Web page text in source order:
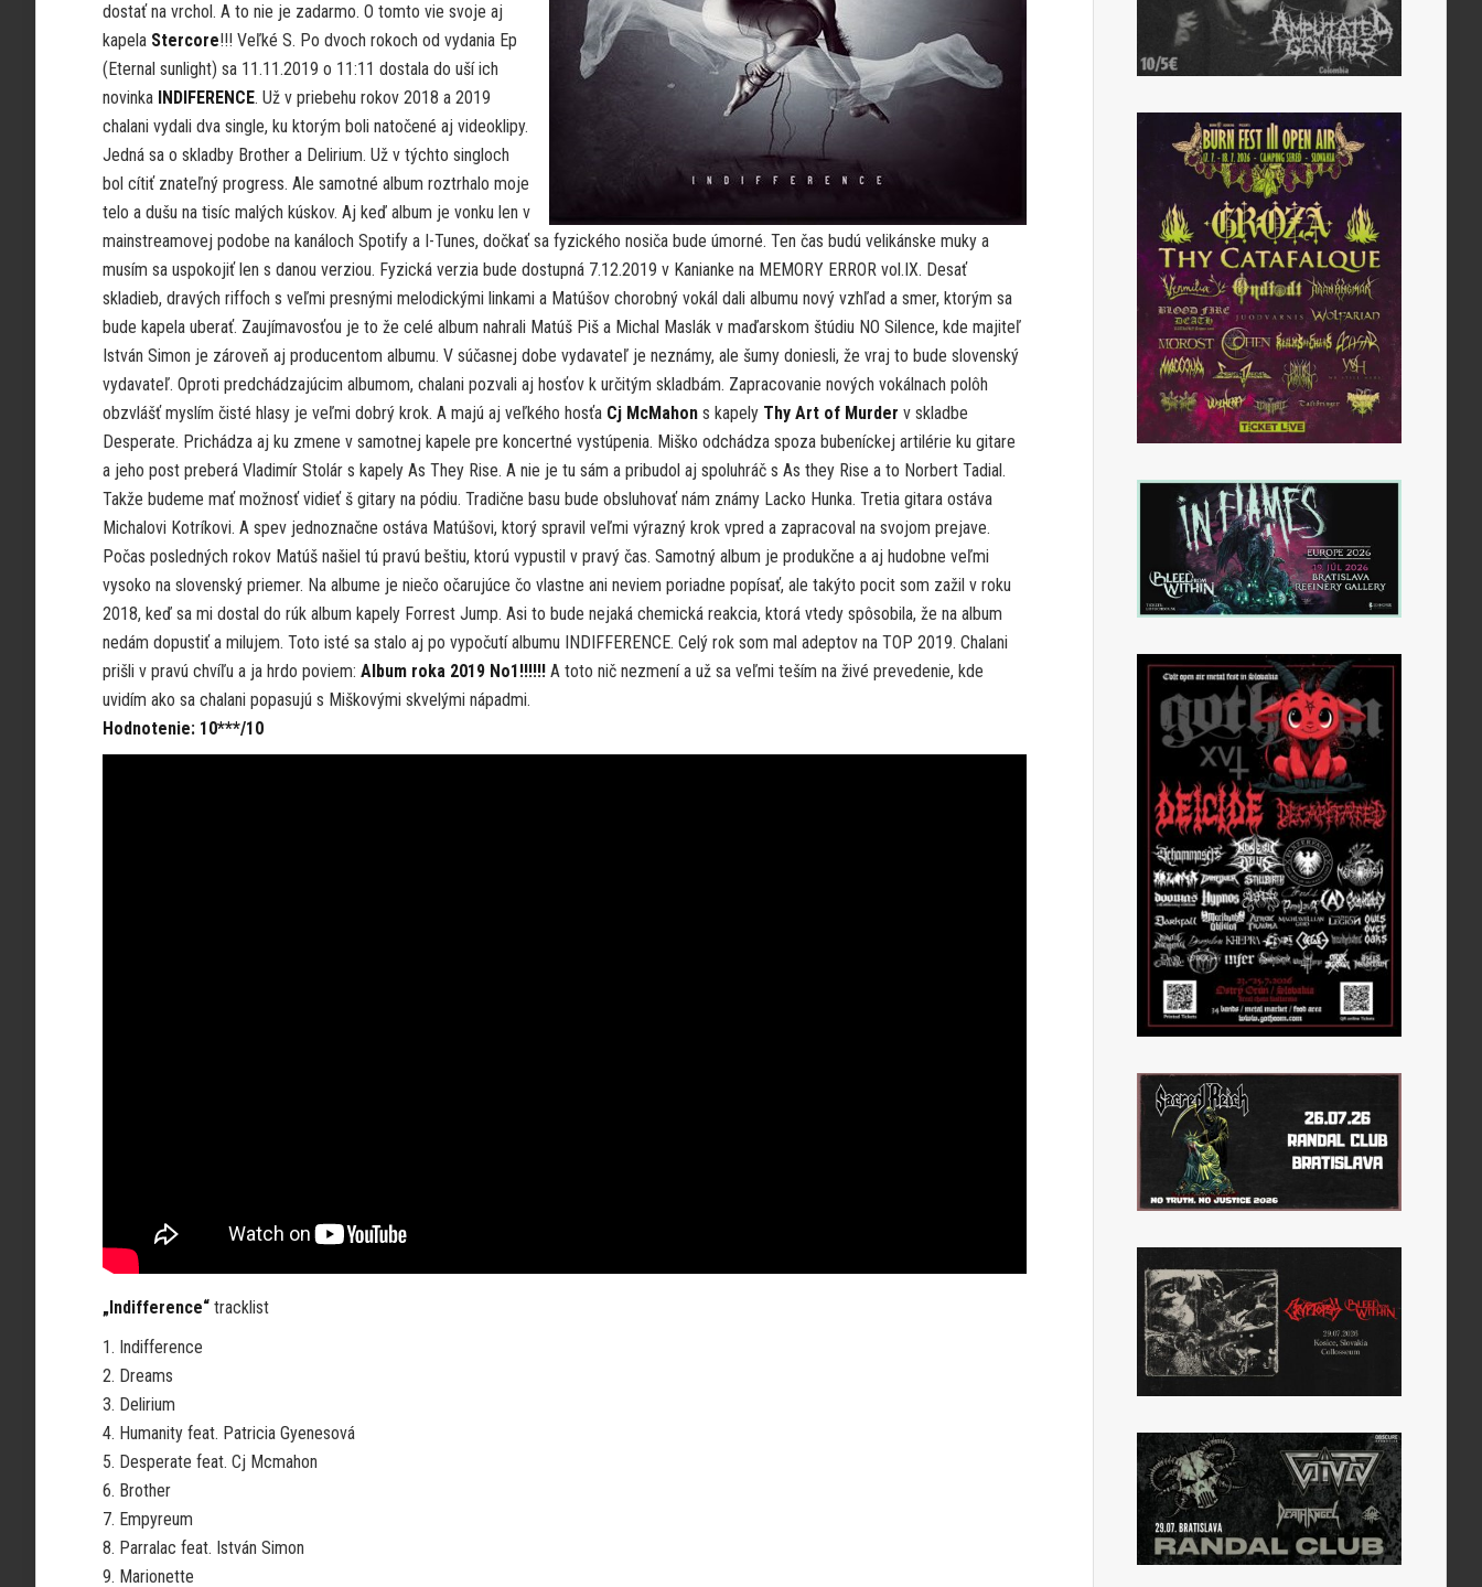
dostať na vrchol. A to nie je zadarmo. O tomto vie svoje aj
kapela Stercore!!! Veľké S. Po dvoch rokoch od vydania Ep
(Eternal sunlight) sa 11.11.2019 o 11:11 dostala do uší ich
novinka INDIFERENCE. Už v priebehu rokov 2018 a 2019
chalani vydali dva single, ku ktorým boli natočené aj videoklipy.
Jedná sa o skladby Brother a Delirium. Už v týchto singloch
bol cítiť znateľný progress. Ale samotné album roztrhalo moje
telo a dušu na tisíc malých kúskov. Aj keď album je vonku len v
mainstreamovej podobe na kanáloch Spotify a I-Tunes, dočkať sa fyzického nosiča bude úmorné. Ten čas budú velikánske muky a
musím sa uspokojiť len s danou verziou. Fyzická verzia bude dostupná 7.12.2019 v Kanianke na MEMORY ERROR vol.IX. Desať
skladieb, dravých riffoch s veľmi presnými melodickými linkami a Matúšov chorobný vokál dali albumu nový vzhľad a smer, ktorým sa
bude kapela uberať. Zaujímavosťou je to že celé album nahrali Matúš Piš a Michal Maslák v maďarskom štúdiu NO Silence, kde majiteľ
István Simon je zároveň aj producentom albumu. V súčasnej dobe vydavateľ je neznámy, ale šumy doniesli, že vraj to bude slovenský
vydavateľ. Oproti predchádzajúcim albumom, chalani pozvali aj hosťov k určitým skladbám. Zapracovanie nových vokálnach polôh
obzvlášť myslím čisté hlasy je veľmi dobrý krok. A majú aj veľkého hosťa Cj McMahon s kapely Thy Art of Murder v skladbe
Desperate. Prichádza aj ku zmene v samotnej kapele pre koncertné vystúpenia. Miško odchádza spoza bubeníckej artilérie ku gitare
a jeho post preberá Vladimír Stolár s kapely As They Rise. A nie je tu sám a pribudol aj spoluhráč s As they Rise a to Norbert Tadial.
Takže budeme mať možnosť vidieť š gitary na pódiu. Tradične basu bude obsluhovať nám známy Lacko Hunka. Tretia gitara ostáva
Michalovi Kotríkovi. A spev jednoznačne ostáva Matúšovi, ktorý spravil veľmi výrazný krok vpred a zapracoval na svojom prejave.
Počas posledných rokov Matúš našiel tú pravú beštiu, ktorú vypustil v pravý čas. Samotný album je produkčne a aj hudobne veľmi
vysoko na slovenský priemer. Na albume je niečo očarujúce čo vlastne ani neviem poriadne popísať, ale takýto pocit som zažil v roku
2018, keď sa mi dostal do rúk album kapely Forrest Jump. Asi to bude nejaká chemická reakcia, ktorá vtedy spôsobila, že na album
nedám dopustiť a milujem. Toto isté sa stalo aj po vypočutí albumu INDIFFERENCE. Celý rok som mal adeptov na TOP 2019. Chalani
prišli v pravú chvíľu a ja hrdo poviem: Album roka 2019 No1!!!!!! A toto nič nezmení a už sa veľmi teším na živé prevedenie, kde
uvidím ako sa chalani popasujú s Miškovými skvelými nápadmi.
Hodnotenie: 10***/10
„Indifference“ tracklist
1. Indifference
2. Dreams
3. Delirium
4. Humanity feat. Patricia Gyenesová
5. Desperate feat. Cj Mcmahon
6. Brother
7. Empyreum
8. Parralac feat. István Simon
9. Marionette